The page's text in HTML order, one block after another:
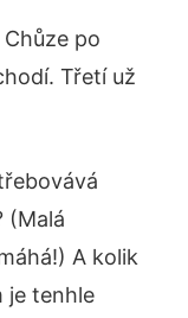
Chůze po
Třetí už
(Malá
A kolik
je tenhle